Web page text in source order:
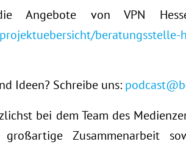
Angebote von VPN
beratungsstelle-
Ideen? Schreibe uns:
bei dem Team des
Zusammenarbeit